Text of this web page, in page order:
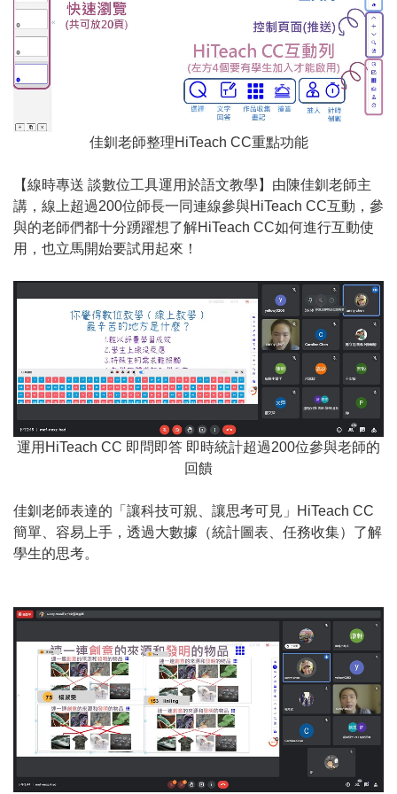
佳釧老師整理HiTeach CC重點功能
【線時專送 談數位工具運用於語文教學】由陳佳釧老師主
講，線上超過200位師長一同連線參與HiTeach CC互動，參
與的老師們都十分踴躍想了解HiTeach CC如何進行互動使
用，也立馬開始要試用起來！
運用HiTeach CC 即問即答 即時統計超過200位參與老師的
回饋
佳釧老師表達的「讓科技可親、讓思考可見」HiTeach CC
簡單、容易上手，透過大數據（統計圖表、任務收集）了解
學生的思考。